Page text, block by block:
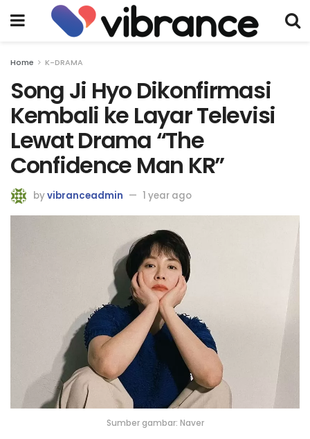
Home K-DRAMA
Song Ji Hyo Dikonfirmasi
Kembali ke Layar Televisi
Lewat Drama “The
Confidence Man KR”
byvibranceadmin 1 year ago
Sumber gambar: Naver